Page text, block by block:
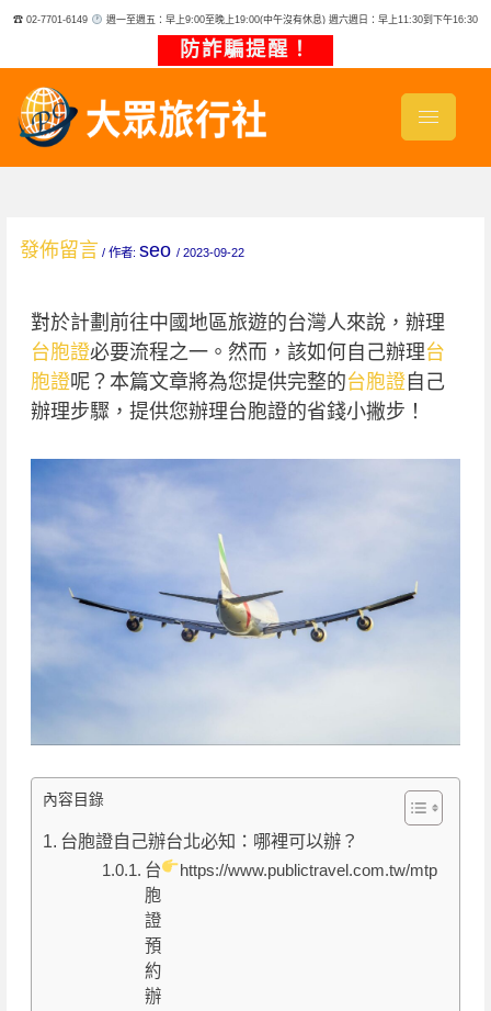
☎ 02-7701-6149 週一至週五：早上9:00至晚上19:00(中午沒有休息) 週六週日：早上11:30到下午16:30
防詐騙提醒！
發佈留言 / 作者: seo / 2023-09-22
對於計劃前往中國地區旅遊的台灣人來說，辦理
台胞證必要流程之一。然而，該如何自己辦理台
胞證呢？本篇文章將為您提供完整的台胞證自己
辦理步驟，提供您辦理台胞證的省錢小撇步！
內容目錄
台胞證自己辦台北必知：哪裡可以辦？
台
胞
證
預
約
辦
https://www.publictravel.com.tw/mtp/